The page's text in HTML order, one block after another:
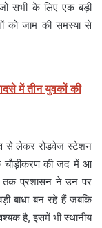
जो सभी के लिए एक बड़ी
को जाम की समस्या से
में तीन युवकों की
से लेकर रोडवेज स्टेशन
चौड़ीकरण की जद में आ
तक प्रशासन ने उन पर
बाधा बन रहे हैं जबकि
है, इसमें भी स्थानीय